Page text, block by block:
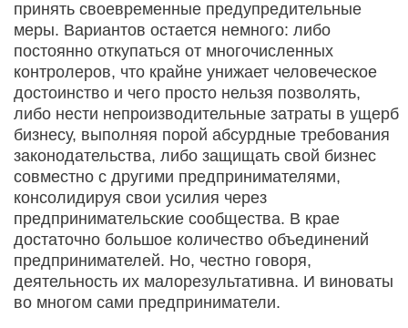
принять своевременные предупредительные
меры. Вариантов остается немного: либо
постоянно откупаться от многочисленных
контролеров, что крайне унижает человеческое
достоинство и чего просто нельзя позволять,
либо нести непроизводительные затраты в ущерб
бизнесу, выполняя порой абсурдные требования
законодательства, либо защищать свой бизнес
совместно с другими предпринимателями,
консолидируя свои усилия через
предпринимательские сообщества. В крае
достаточно большое количество объединений
предпринимателей. Но, честно говоря,
деятельность их малорезультативна. И виноваты
во многом сами предприниматели.